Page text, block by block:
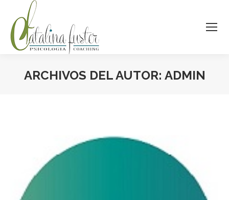
ARCHIVOS DEL AUTOR: ADMIN